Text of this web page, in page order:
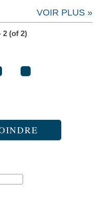
VOIR PLUS »
2 (of 2)